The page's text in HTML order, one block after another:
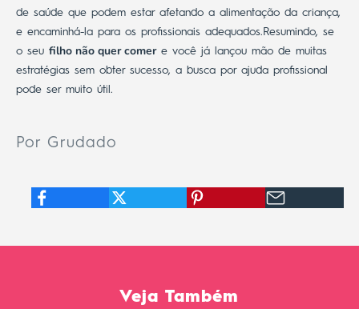
de saúde que podem estar afetando a alimentação da criança,
e encaminhá-la para os profissionais adequados. Resumindo, se
o seu filho não quer comere você já lançou mão de muitas
estratégias sem obter sucesso, a busca por ajuda profissional
pode ser muito útil.
Por Grudado
Veja Também